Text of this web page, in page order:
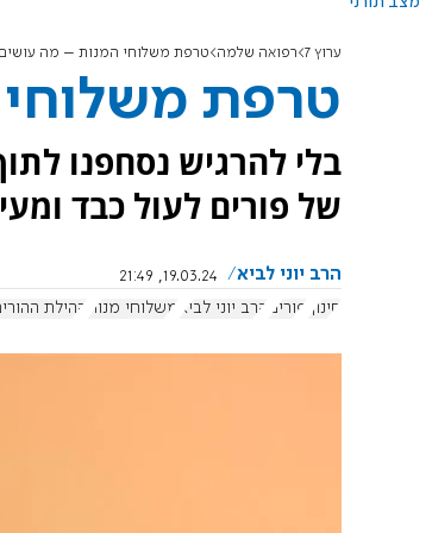
ערוץ 7 רפואה שלמה טרפת משלוחי המנות – מה
טרפת
בלי להרגיש נסחפנו
של פורים לעול כבד
הרב יוני לביא
19.03.24, 21:49
חינוך פורים הרב יוני לביא משלוחי מנות קהילת